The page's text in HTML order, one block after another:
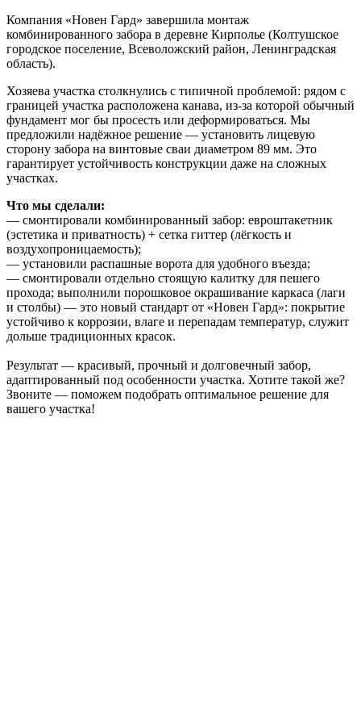
Компания «Новен Гард» завершила монтаж
комбинированного забора в деревне Кирполье (Колтушское
городское поселение, Всеволожский район, Ленинградская
область).
Хозяева участка столкнулись с типичной проблемой: рядом с
границей участка расположена канава, из‑за которой обычный
фундамент мог бы просесть или деформироваться. Мы
предложили надёжное решение — установить лицевую
сторону забора на винтовые сваи диаметром 89 мм. Это
гарантирует устойчивость конструкции даже на сложных
участках.
Что мы сделали:
— смонтировали комбинированный забор: евроштакетник
(эстетика и приватность) + сетка гиттер (лёгкость и
воздухопроницаемость);
— установили распашные ворота для удобного въезда;
— смонтировали отдельно стоящую калитку для пешего
прохода; выполнили порошковое окрашивание каркаса (лаги
и столбы) — это новый стандарт от «Новен Гард»: покрытие
устойчиво к коррозии, влаге и перепадам температур, служит
дольше традиционных красок.
Результат — красивый, прочный и долговечный забор,
адаптированный под особенности участка. Хотите такой же?
Звоните — поможем подобрать оптимальное решение для
вашего участка!